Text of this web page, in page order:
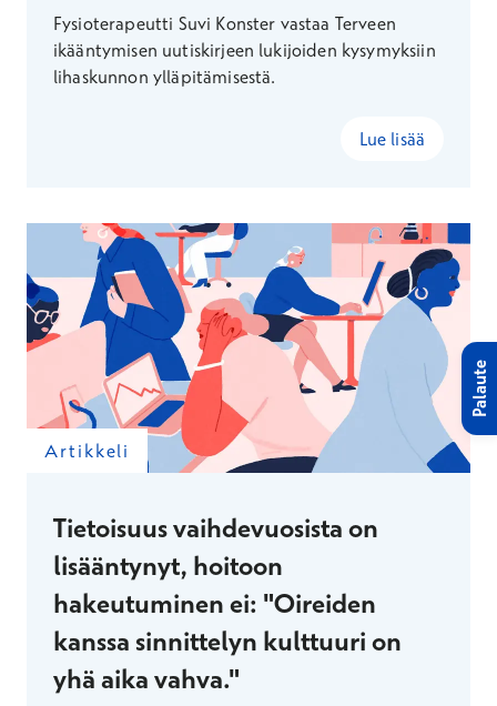
Fysioterapeutti Suvi Konster vastaa Terveen
ikääntymisen uutiskirjeen lukijoiden kysymyksiin
lihaskunnon ylläpitämisestä.
Lue lisää
Artikkeli
Tietoisuus vaihdevuosista on
lisääntynyt, hoitoon
hakeutuminen ei: "Oireiden
kanssa sinnittelyn kulttuuri on
yhä aika vahva."
Palaute